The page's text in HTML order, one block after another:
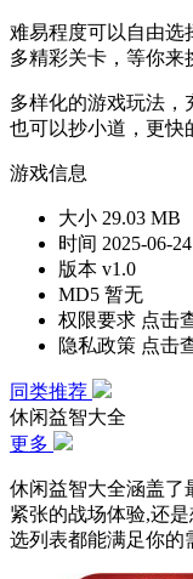
难易程度可以自由选
多精彩关卡，等你来
多样化的游戏玩法，
也可以抄小道，更快
游戏信息
大小 29.03 MB
时间 2025-06-
版本 v1.0
MD5 暂无
权限要求 点击
隐私政策 点击
同类推荐
休闲益智大全
更多
休闲益智大全涵盖了
紧张的战场体验,还
选列表都能满足你的